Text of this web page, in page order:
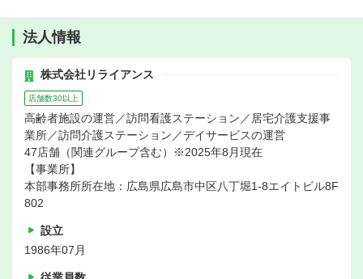
法人情報
株式会社リライアンス
店舗数30以上
高齢者施設の運営／訪問看護ステーション／居宅介護支援事
業所／訪問介護ステーション／デイサービスの運営
47店舗（関連グループ含む）※2025年8月現在
【事業所】
本部事務所所在地：広島県広島市中区八丁堀1-8エイトビル8F
802
設立
1986年07月